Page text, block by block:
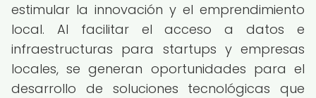
estimular la innovación y el emprendimiento
local. Al facilitar el acceso a datos e
infraestructuras para startups y empresas
locales, se generan oportunidades para el
desarrollo de soluciones tecnológicas que